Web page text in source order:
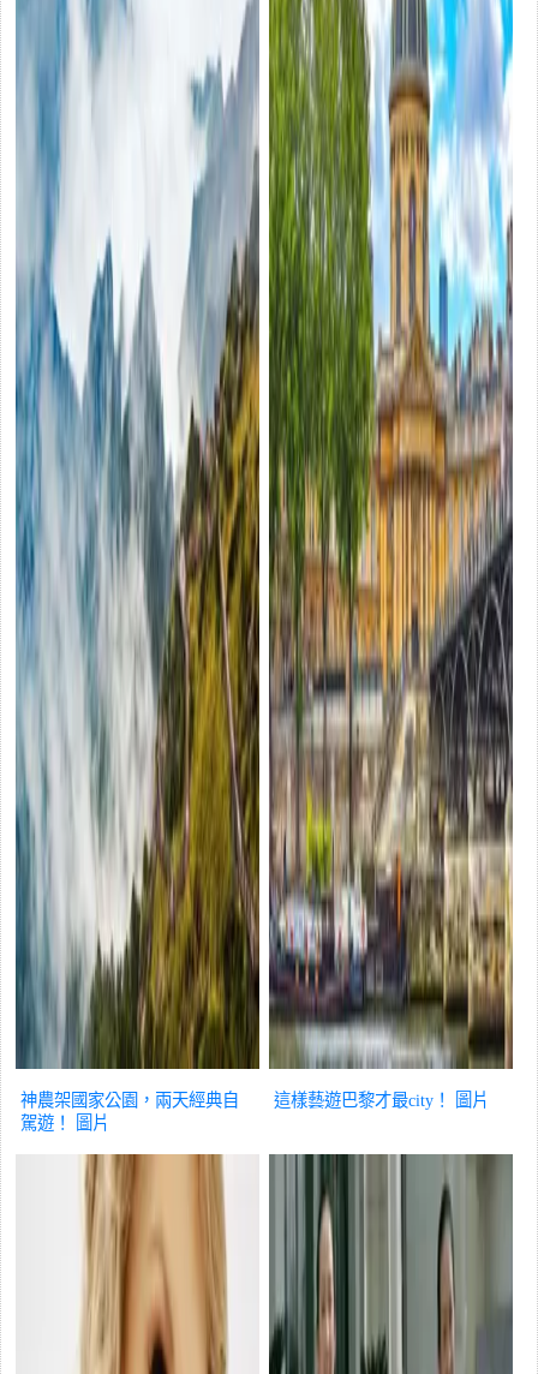
神農架國家公園，兩天經典自
駕遊！
圖片
這樣藝遊巴黎才最city！ 圖片